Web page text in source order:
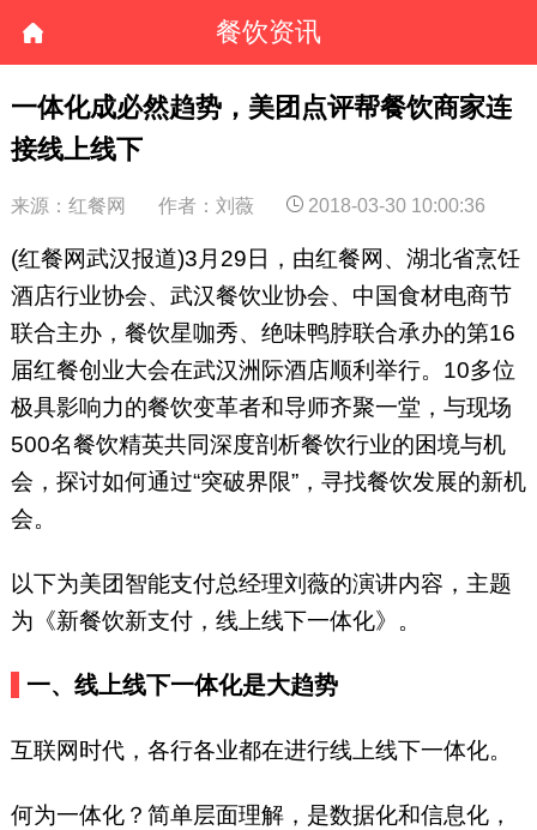
餐饮资讯
一体化成必然趋势，美团点评帮餐饮商家连
接线上线下
来源：红餐网 作者：刘薇 2018-03-30 10:00:36
(红餐网武汉报道)3月29日，由红餐网、湖北省烹饪
酒店行业协会、武汉餐饮业协会、中国食材电商节
联合主办，餐饮星咖秀、绝味鸭脖联合承办的第16
届红餐创业大会在武汉洲际酒店顺利举行。10多位
极具影响力的餐饮变革者和导师齐聚一堂，与现场
500名餐饮精英共同深度剖析餐饮行业的困境与机
会，探讨如何通过“突破界限”，寻找餐饮发展的新机
会。
以下为美团智能支付总经理刘薇的演讲内容，主题
为《新餐饮新支付，线上线下一体化》。
一、线上线下一体化是大趋势
互联网时代，各行各业都在进行线上线下一体化。
何为一体化？简单层面理解，是数据化和信息化，